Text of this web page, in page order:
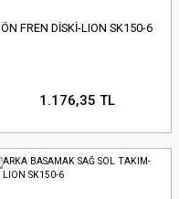
ÖN FREN DİSKİ-LION SK150-6
1.176,35 TL